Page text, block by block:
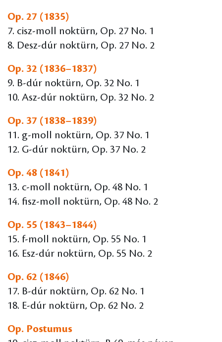
Op. 27 (1835)
7. cisz-moll noktürn, Op. 27 No. 1
8. Desz-dúr noktürn, Op. 27 No. 2
Op. 32 (1836–1837)
9. B-dúr noktürn, Op. 32 No. 1
10. Asz-dúr noktürn, Op. 32 No. 2
Op. 37 (1838–1839)
11. g-moll noktürn, Op. 37 No. 1
12. G-dúr noktürn, Op. 37 No. 2
Op. 48 (1841)
13. c-moll noktürn, Op. 48 No. 1
14. fisz-moll noktürn, Op. 48 No. 2
Op. 55 (1843–1844)
15. f-moll noktürn, Op. 55 No. 1
16. Esz-dúr noktürn, Op. 55 No. 2
Op. 62 (1846)
17. B-dúr noktürn, Op. 62 No. 1
18. E-dúr noktürn, Op. 62 No. 2
Op. Postumus